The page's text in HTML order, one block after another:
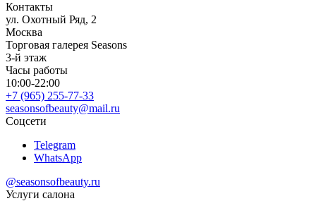
Контакты
ул. Охотный Ряд, 2
Москва
Торговая галерея Seasons
3-й этаж
Часы работы
10:00-22:00
+7 (965) 255-77-33
seasonsofbeauty@mail.ru
Соцсети
Telegram
WhatsApp
@seasonsofbeauty.ru
Услуги салона